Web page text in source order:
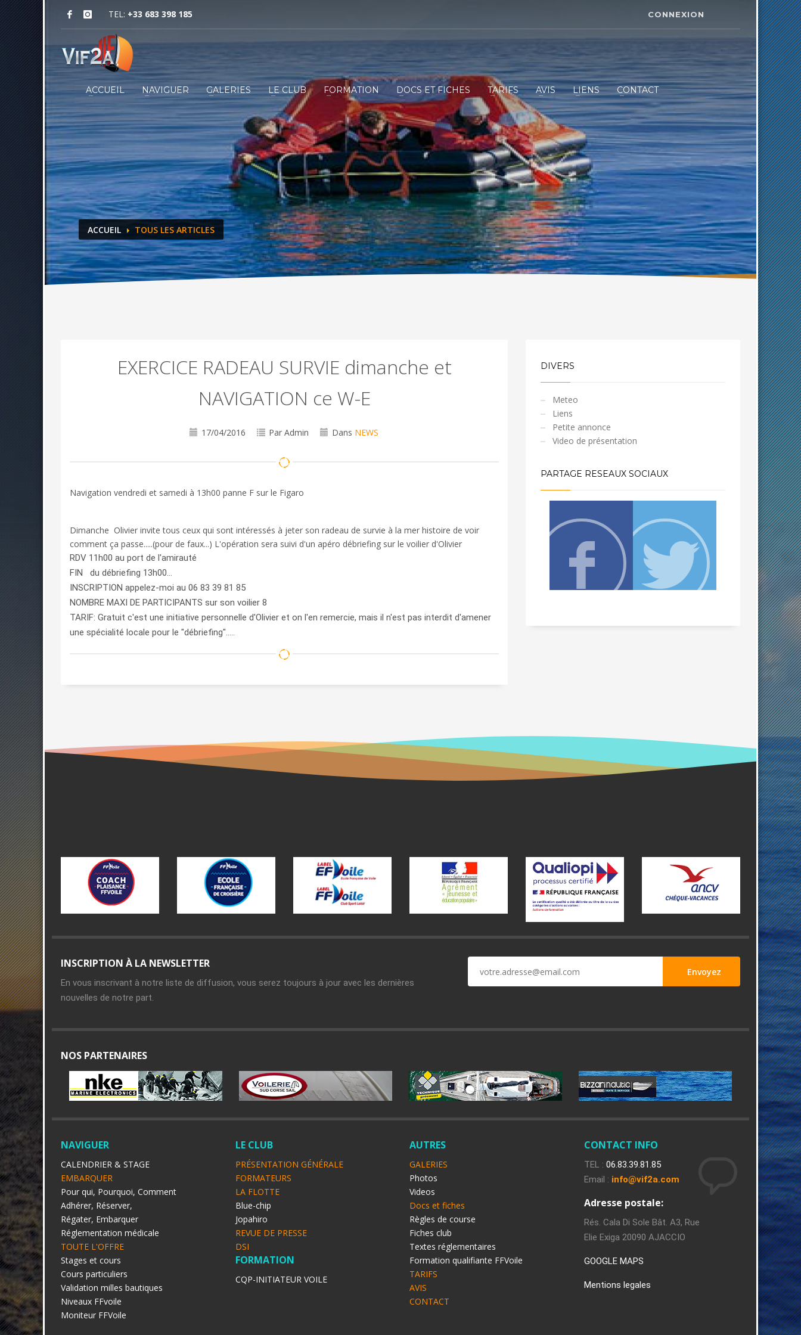
CONNEXION
TEL: +33 683 398 185
ACCUEIL NAVIGUER GALERIES LE CLUB FORMATION DOCS ET FICHES TARIFS AVIS LIENS CONTACT
ACCUEIL TOUS LES ARTICLES
EXERCICE RADEAU SURVIE dimanche et
NAVIGATION ce W-E
17/04/2016 Par Admin Dans NEWS
Navigation vendredi et samedi à 13h00 panne F sur le Figaro
Dimanche Olivier invite tous ceux qui sont intéressés à jeter son radeau de survie à la mer histoire de voir
comment ça passe.....(pour de faux...) L'opération sera suivi d'un apéro débriefing sur le voilier d'Olivier
RDV 11h00 au port de l'amirauté
FIN du débriefing 13h00...
INSCRIPTION appelez-moi au 06 83 39 81 85
NOMBRE MAXI DE PARTICIPANTS sur son voilier 8
TARIF: Gratuit c'est une initiative personnelle d'Olivier et on l'en remercie, mais il n'est pas interdit d'amener
une spécialité locale pour le "débriefing".....
DIVERS
Meteo
Liens
Petite annonce
Video de présentation
PARTAGE RESEAUX SOCIAUX
INSCRIPTION À LA NEWSLETTER
En vous inscrivant à notre liste de diffusion, vous serez toujours à jour avec les dernières
nouvelles de notre part.
NOS PARTENAIRES
NAVIGUER
CALENDRIER & STAGE
EMBARQUER
Pour qui, Pourquoi, Comment
Adhérer, Réserver,
Régater, Embarquer
Réglementation médicale
TOUTE L'OFFRE
Stages et cours
Cours particuliers
Validation milles bautiques
Niveaux FFvoile
Moniteur FFVoile
LE CLUB
PRÉSENTATION GÉNÉRALE
FORMATEURS
LA FLOTTE
Blue-chip
Jopahiro
REVUE DE PRESSE
DSI
FORMATION
CQP-INITIATEUR VOILE
AUTRES
GALERIES
Photos
Videos
Docs et fiches
Règles de course
Fiches club
Textes réglementaires
Formation qualifiante FFVoile
TARIFS
AVIS
CONTACT
CONTACT INFO
TEL : 06.83.39.81.85
Email : info@vif2a.com
Adresse postale:
Rés. Cala Di Sole Bât. A3, Rue
Elie Exiga 20090 AJACCIO
GOOGLE MAPS
Mentions legales